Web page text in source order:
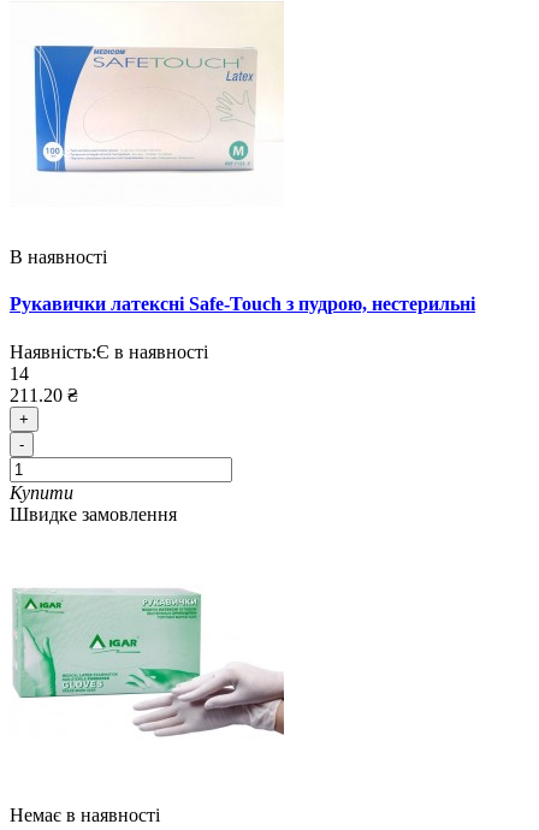
В наявності
Рукавички латексні Safe-Touch з пудрою, нестерильні
Наявність:Є в наявності
14
211.20 ₴
+
-
Купити
Швидке замовлення
Немає в наявності